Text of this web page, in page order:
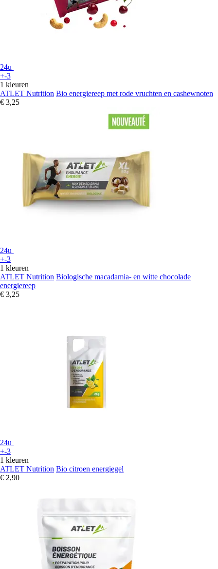
24u
+-3
1 kleuren
ATLET Nutrition Bio energiereep met rode vruchten en cashewnoten
€ 3,25
24u
+-3
1 kleuren
ATLET Nutrition Biologische macadamia- en witte chocolade
energiereep
€ 3,25
24u
+-3
1 kleuren
ATLET Nutrition Bio citroen energiegel
€ 2,90